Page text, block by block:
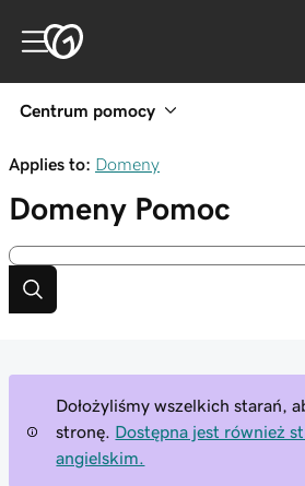
Centrum pomocy
Applies to: Domeny
Domeny Pomoc
Dołożyliśmy wszelkich starań,
stronę.
Dostępna jest również
angielskim.